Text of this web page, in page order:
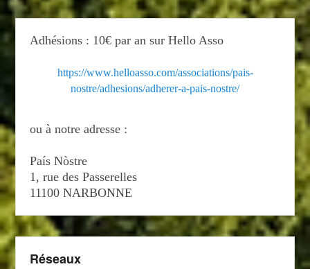
Adhésions : 10€ par an sur Hello Asso
https://www.helloasso.com/associations/pais-
nostre/adhesions/adherer-a-pais-nostre/
ou à notre adresse :
País Nòstre
1, rue des Passerelles
11100 NARBONNE
Réseaux